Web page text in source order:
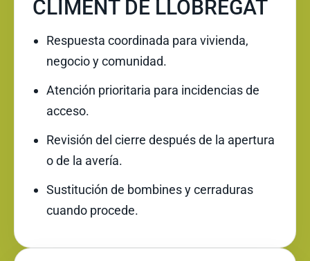
CLIMENT DE LLOBREGAT
Respuesta coordinada para vivienda,
negocio y comunidad.
Atención prioritaria para incidencias de
acceso.
Revisión del cierre después de la apertura
o de la avería.
Sustitución de bombines y cerraduras
cuando procede.